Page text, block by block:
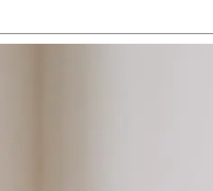
ce terrain, nous serions ravis de discuter